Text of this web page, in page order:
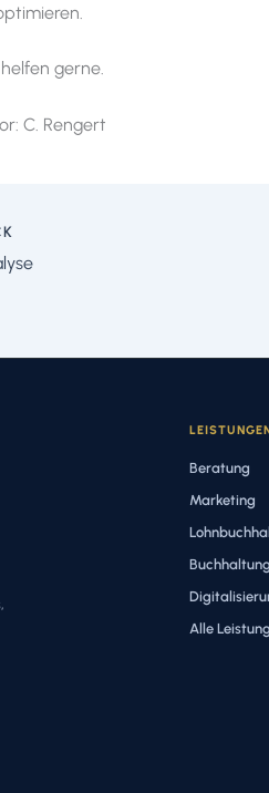
gerne.
C. Rengert
Beratung
Marketing
Buchhaltung
Alle